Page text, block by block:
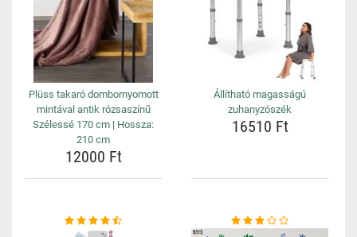
Plüss takaró dombornyomott
mintával antik rózsaszínű
Szélessé 170 cm | Hossza:
210 cm
12000 Ft
Állítható magasságú
zuhanyzószék
16510 Ft